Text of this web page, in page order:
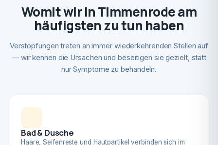
Womit wir in Timmenrode am
häufigsten zu tun haben
Verstopfungen treten an immer wiederkehrenden Stellen auf
— wir kennen die Ursachen und beseitigen sie gezielt, statt
nur Symptome zu behandeln.
Bad & Dusche
Haare, Seifenreste und Hautpartikel verbinden sich im